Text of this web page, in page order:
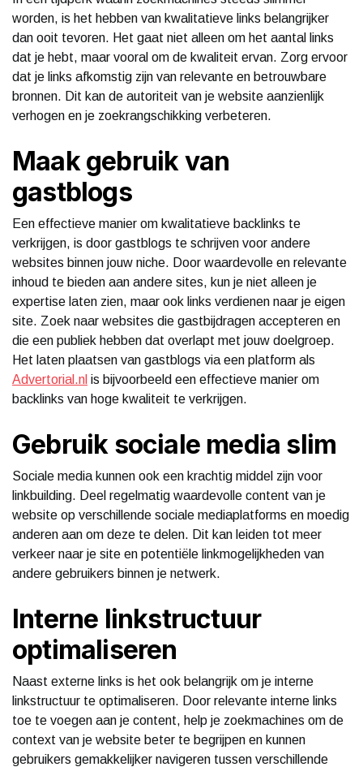
worden, is het hebben van kwalitatieve links belangrijker
dan ooit tevoren. Het gaat niet alleen om het aantal links
dat je hebt, maar vooral om de kwaliteit ervan. Zorg ervoor
dat je links afkomstig zijn van relevante en betrouwbare
bronnen. Dit kan de autoriteit van je website aanzienlijk
verhogen en je zoekrangschikking verbeteren.
Maak gebruik van
gastblogs
Een effectieve manier om kwalitatieve backlinks te
verkrijgen, is door gastblogs te schrijven voor andere
websites binnen jouw niche. Door waardevolle en relevante
inhoud te bieden aan andere sites, kun je niet alleen je
expertise laten zien, maar ook links verdienen naar je eigen
site. Zoek naar websites die gastbijdragen accepteren en
die een publiek hebben dat overlapt met jouw doelgroep.
Het laten plaatsen van gastblogs via een platform als
Advertorial.nl is bijvoorbeeld een effectieve manier om
backlinks van hoge kwaliteit te verkrijgen.
Gebruik sociale media slim
Sociale media kunnen ook een krachtig middel zijn voor
linkbuilding. Deel regelmatig waardevolle content van je
website op verschillende sociale mediaplatforms en moedig
anderen aan om deze te delen. Dit kan leiden tot meer
verkeer naar je site en potentiële linkmogelijkheden van
andere gebruikers binnen je netwerk.
Interne linkstructuur
optimaliseren
Naast externe links is het ook belangrijk om je interne
linkstructuur te optimaliseren. Door relevante interne links
toe te voegen aan je content, help je zoekmachines om de
context van je website beter te begrijpen en kunnen
gebruikers gemakkelijker navigeren tussen verschillende